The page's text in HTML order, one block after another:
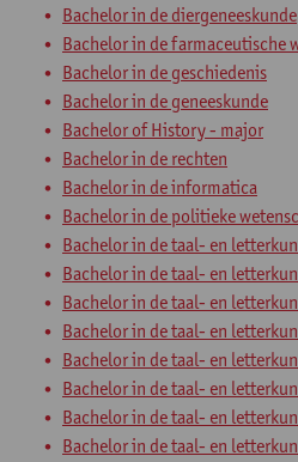
Bachelor in de diergeneeskunde
Bachelor in de farmaceutische
Bachelor in de geschiedenis
Bachelor in de geneeskunde
Bachelor of History - major
Bachelor in de rechten
Bachelor in de informatica
Bachelor in de politieke
Bachelor in de taal- en
Bachelor in de taal- en
Bachelor in de taal- en
Bachelor in de taal- en
Bachelor in de taal- en
Bachelor in de taal- en
Bachelor in de taal- en
Bachelor in de taal- en